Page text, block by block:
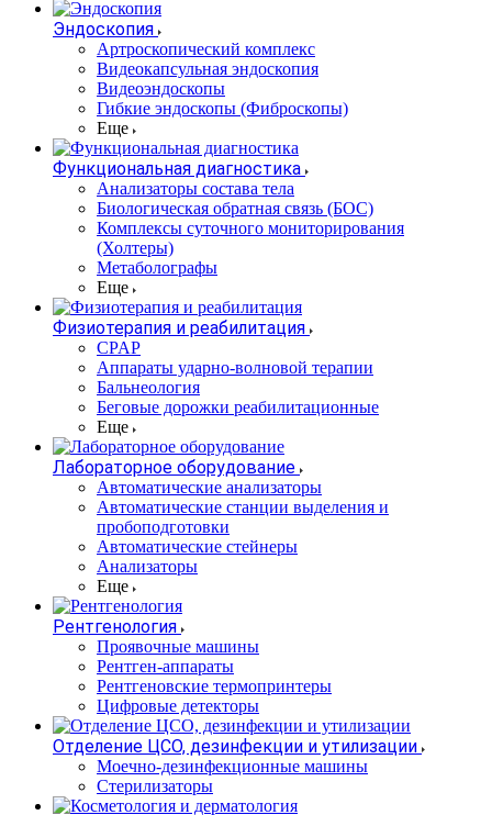
Эндоскопия
Артроскопический комплекс
Видеокапсульная эндоскопия
Видеоэндоскопы
Гибкие эндоскопы (Фиброcкопы)
Еще
Функциональная диагностика
Анализаторы состава тела
Биологическая обратная связь (БОС)
Комплексы суточного мониторирования
(Холтеры)
Метаболографы
Еще
Физиотерапия и реабилитация
CPAP
Аппараты ударно-волновой терапии
Бальнеология
Беговые дорожки реабилитационные
Еще
Лабораторное оборудование
Автоматические анализаторы
Автоматические станции выделения и
пробоподготовки
Автоматические стейнеры
Анализаторы
Еще
Рентгенология
Проявочные машины
Рентген-аппараты
Рентгеновские термопринтеры
Цифровые детекторы
Отделение ЦСО, дезинфекции и утилизации
Моечно-дезинфекционные машины
Стерилизаторы